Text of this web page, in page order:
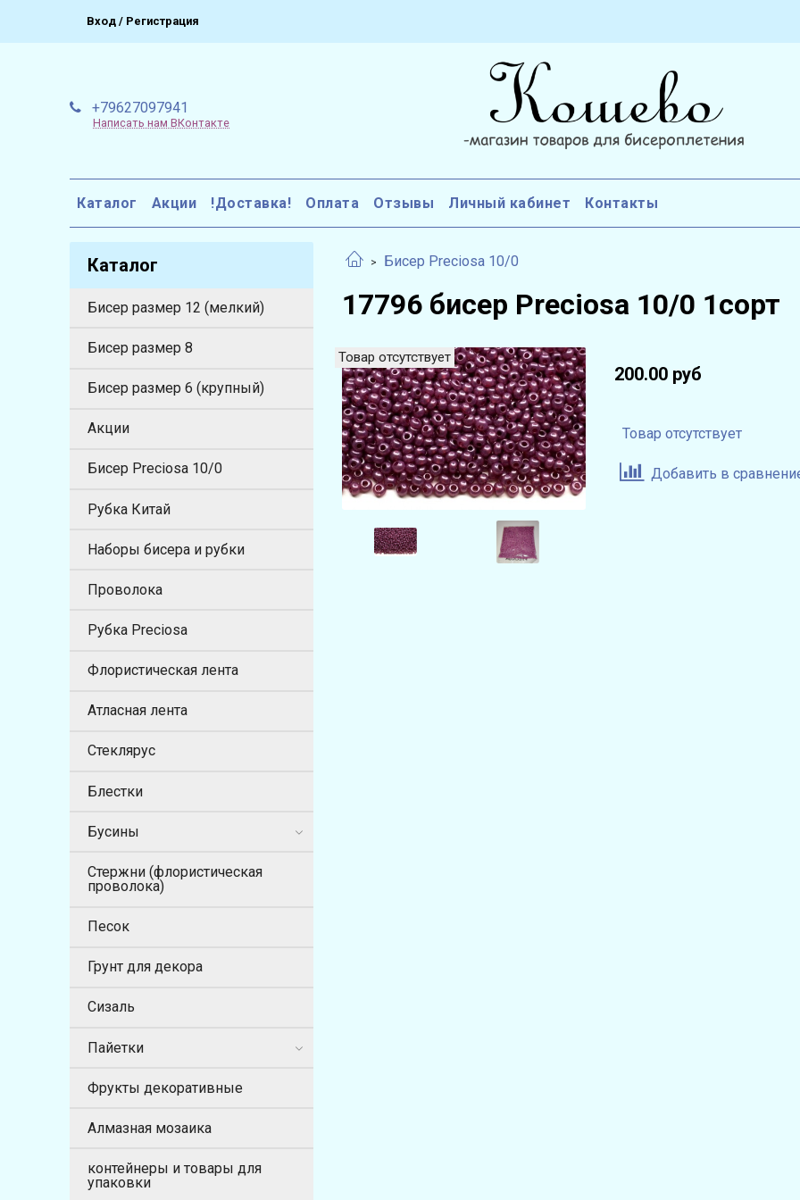
Вход / Регистрация
+79627097941
Написать нам ВКонтакте
Каталог Акции !Доставка! Оплата Отзывы Личный кабинет Контакты
Бисер Preciosa 10/0
17796 бисер Preciosa 10/0 1сорт
Товар отсутствует
200.00 руб
Товар отсутствует
Добавить в
Каталог
Бисер размер 12 (мелкий)
Бисер размер 8
Бисер размер 6 (крупный)
Акции
Бисер Preciosa 10/0
Рубка Китай
Наборы бисера и рубки
Проволока
Рубка Preciosa
Флористическая лента
Атласная лента
Стеклярус
Блестки
Бусины
Стержни (флористическая
проволока)
Песок
Грунт для декора
Сизаль
Пайетки
Фрукты декоративные
Алмазная мозаика
контейнеры и товары для
упаковки